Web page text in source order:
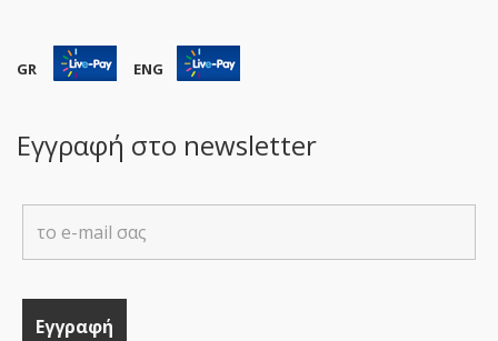
GR ENG
Εγγραφή στο newsletter